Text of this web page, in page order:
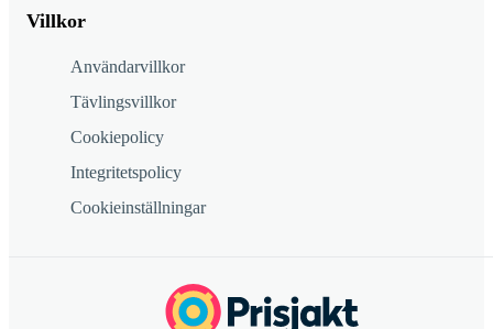
Villkor
Användarvillkor
Tävlingsvillkor
Cookiepolicy
Integritetspolicy
Cookieinställningar